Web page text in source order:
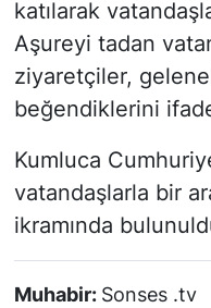
katılarak
Aşureyi tadan
ziyaretçiler,
beğendiklerini
Kumluca
vatandaşlarla bir
ikramında
Muhabir: Sonses .tv